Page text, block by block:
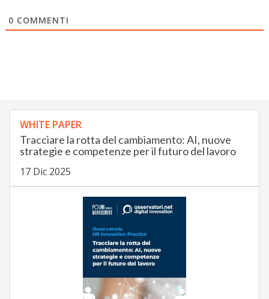
0 COMMENTI
WHITE PAPER
Tracciare la rotta del cambiamento: AI, nuove
strategie e competenze per il futuro del lavoro
17 Dic 2025